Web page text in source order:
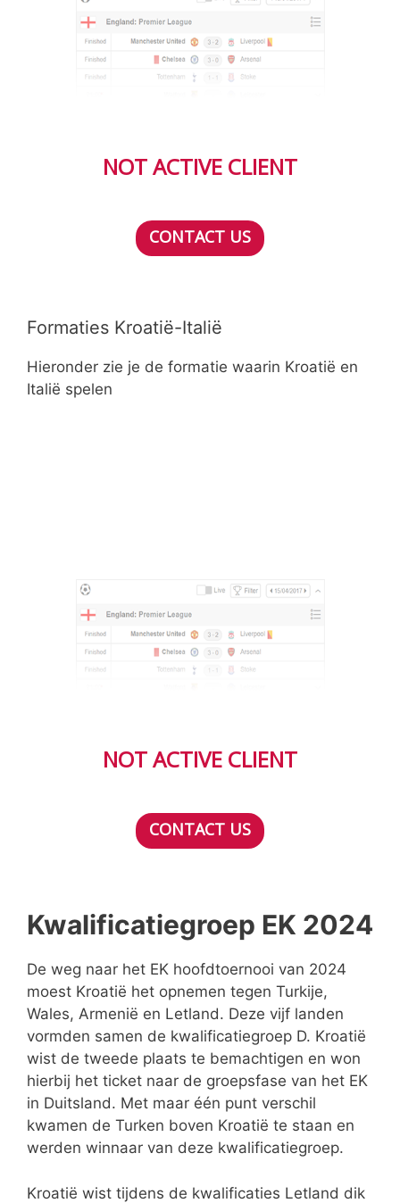
NOT ACTIVE CLIENT
CONTACT US
Formaties Kroatië-Italië
Hieronder zie je de formatie waarin Kroatië en
Italië spelen
NOT ACTIVE CLIENT
CONTACT US
Kwalificatiegroep EK 2024
De weg naar het EK hoofdtoernooi van 2024
moest Kroatië het opnemen tegen Turkije,
Wales, Armenië en Letland. Deze vijf landen
vormden samen de kwalificatiegroep D. Kroatië
wist de tweede plaats te bemachtigen en won
hierbij het ticket naar de groepsfase van het EK
in Duitsland. Met maar één punt verschil
kwamen de Turken boven Kroatië te staan en
werden winnaar van deze kwalificatiegroep.
Kroatië wist tijdens de kwalificaties Letland dik